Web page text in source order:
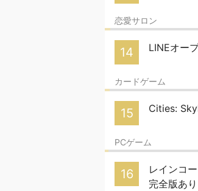
恋愛サロン
14 LINEオー
カードゲーム
15 Cities:
PCゲーム
16
レインコ
完全版あ